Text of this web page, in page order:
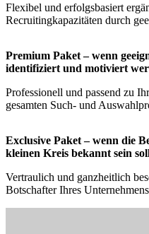
Flexibel und erfolgsbasiert
Recruitingkapazitäten durch
Premium Paket – wenn
identifiziert und motiviert
Professionell und passend zu
gesamten Such- und
Exclusive Paket – wenn die
kleinen Kreis bekannt sein
Vertraulich und ganzheitlich
Botschafter Ihres